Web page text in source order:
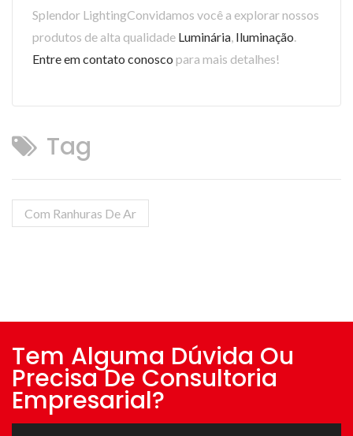
Splendor LightingConvidamos você a explorar nossos
produtos de alta qualidade Luminária Iluminação
Entre em contato conosco para mais detalhes!
Tag
Com Ranhuras De Ar
Tem Alguma Dúvida Ou
Precisa De Consultoria
Empresarial?